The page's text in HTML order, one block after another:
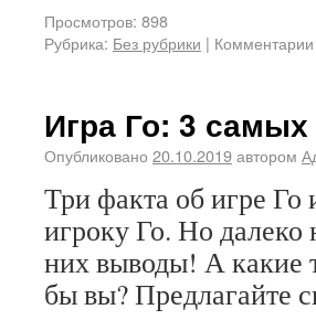
Просмотров: 898
Рубрика: Без рубрики |
Игра Го: 3
Опубликовано 20.10.2019автором
Три факта об игре Го
игроку Го. Но далеко
них выводы! А какие
бы вы? Предлагайте